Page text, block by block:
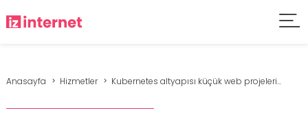
Anasayfa Hizmetler Kubernetes altyapısı küçük web projeleri...